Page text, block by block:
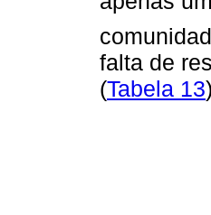
falta de
(Tabela 13